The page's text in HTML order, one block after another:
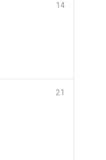
14
21